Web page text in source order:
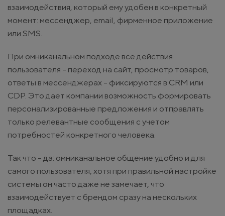
взаимодействия, который ему удобен в конкретный
момент: мессенджер, email, фирменное приложение
или SMS.
При омниканальном подходе все действия
пользователя - переход на сайт, просмотр товаров,
ответы в мессенджерах - фиксируются в CRM или
CDP. Это дает компании возможность формировать
персонализированные предложения и отправлять
только релевантные сообщения с учетом
потребностей конкретного человека.
Так что - да: омниканальное общение удобно и для
самого пользователя, хотя при правильной настройке
системы он часто даже не замечает, что
взаимодействует с брендом сразу на нескольких
площадках.